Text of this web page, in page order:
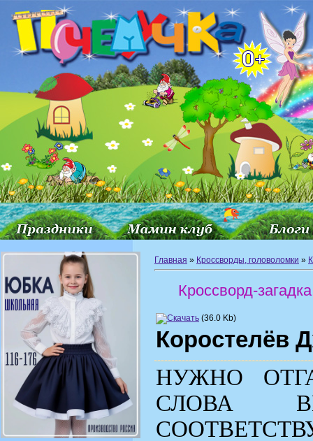
Главная » Кроссворды, головоломки »
Кроссворд-
(36.0 Kb)
Коростелёв
НУЖНО
СЛОВА
СООТВЕТ